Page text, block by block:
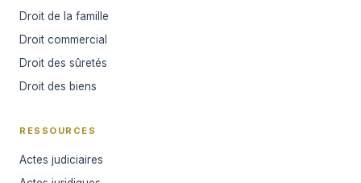
Droit de la famille
Droit commercial
Droit des sûretés
Droit des biens
RESSOURCES
Actes judiciaires